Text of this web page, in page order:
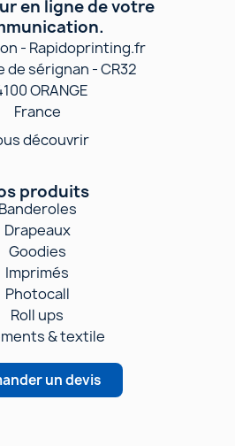
en ligne de votre
- Rapidoprinting.fr
de sérignan - CR32
ORANGE
France
découvrir
produits
Banderoles
Drapeaux
Goodies
Imprimés
Photocall
Roll ups
& textile
un devis